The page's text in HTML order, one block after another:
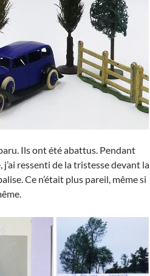
Ils ont été abattus. Pendant
ressenti de la tristesse devant la
Ce n’était plus pareil, même si